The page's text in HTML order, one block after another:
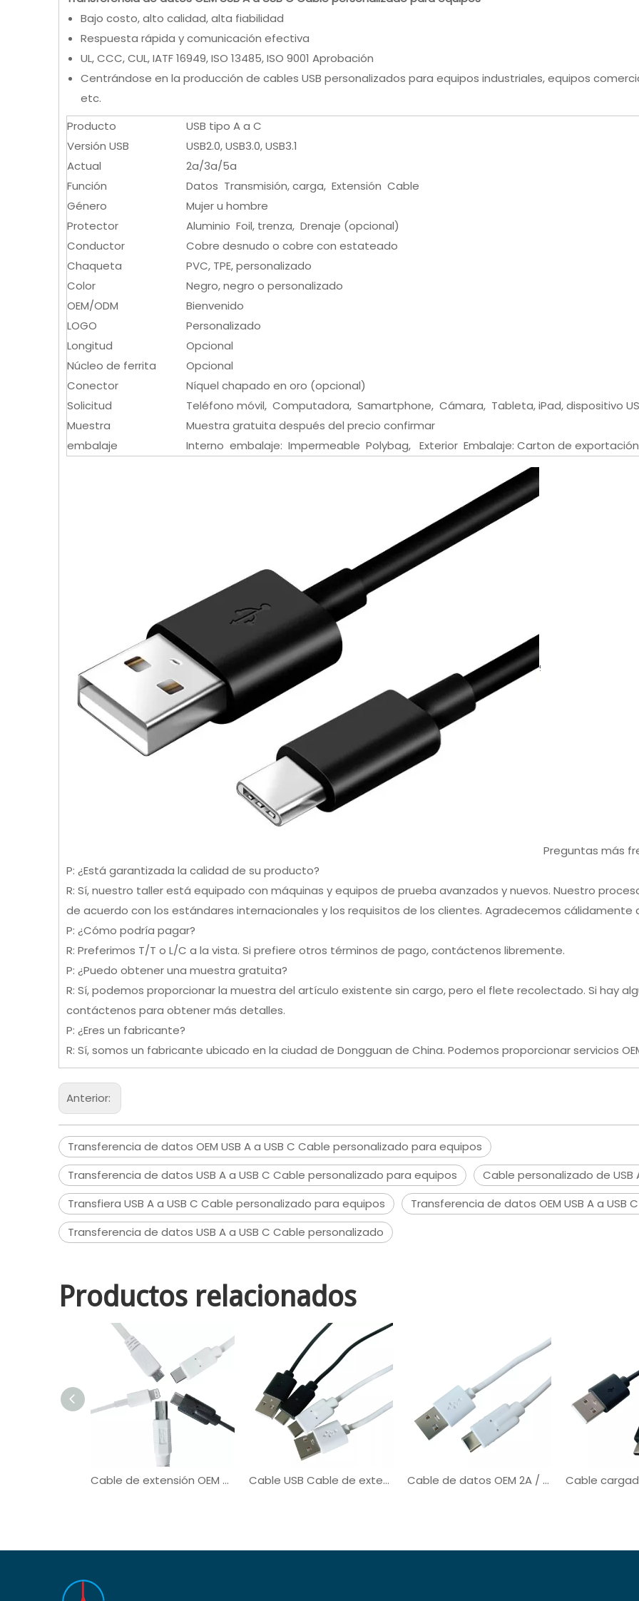
Bajo costo, alto calidad, alta fiabilidad
Respuesta rápida y comunicación efectiva
UL, CCC, CUL, IATF 16949, ISO 13485, ISO 9001 Aprobación
Centrándose en la producción de cables USB personalizados para equipos industriales, equipos
etc.
Producto
USB tipo A a C
Versión USB
USB2.0, USB3.0, USB3.1
Actual
2a/3a/5a
Función
Datos Transmisión, carga, Extensión Cable
Género
Mujer u hombre
Protector
Aluminio Foil, trenza, Drenaje (opcional)
Conductor
Cobre desnudo o cobre con estateado
Chaqueta
PVC, TPE, personalizado
Color
Negro, negro o personalizado
OEM/ODM
Bienvenido
LOGO
Personalizado
Longitud
Opcional
Núcleo de ferrita
Opcional
Conector
Níquel chapado en oro (opcional)
Solicitud
Teléfono móvil, Computadora, Samartphone, Cámara, Tableta, iPad, dispositivo
Muestra
Muestra gratuita después del precio confirmar
embalaje
Interno embalaje: Impermeable Polybag, Exterior Embalaje: Carton de exportación
Preguntas más
P: ¿Está garantizada la calidad de su producto?
R: Sí, nuestro taller está equipado con máquinas y equipos de prueba avanzados y nuevos. Nuestro
de acuerdo con los estándares internacionales y los requisitos de los clientes. Agradecemos cálidamente
P: ¿Cómo podría pagar?
R: Preferimos T/T o L/C a la vista. Si prefiere otros términos de pago, contáctenos libremente.
P: ¿Puedo obtener una muestra gratuita?
R: Sí, podemos proporcionar la muestra del artículo existente sin cargo, pero el flete recolectado. Si hay
contáctenos para obtener más detalles.
P: ¿Eres un fabricante?
R: Sí, somos un fabricante ubicado en la ciudad de Dongguan de China. Podemos proporcionar servicios
Anterior:
Transferencia de datos OEM USB A a USB C Cable personalizado para equipos
Transferencia de datos USB A a USB C Cable personalizado para equipos
Cable personalizado de USB
Transfiera USB A a USB C Cable personalizado para equipos
Transferencia de datos OEM USB A a USB
Transferencia de datos USB A a USB C Cable personalizado
Productos relacionados
Cable de extensión OEM ODM PVC TPE Cable USB Cable blindado Cable USB Cable de extensión personalizado Transferencia de datos para máquina Cable de datos OEM 2A / 3A / 5A tipo A a C para equipos médicos